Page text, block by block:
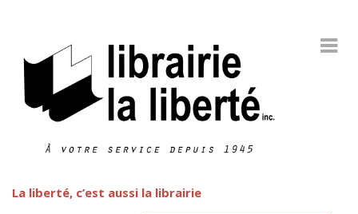
La liberté, c’est aussi la librairie